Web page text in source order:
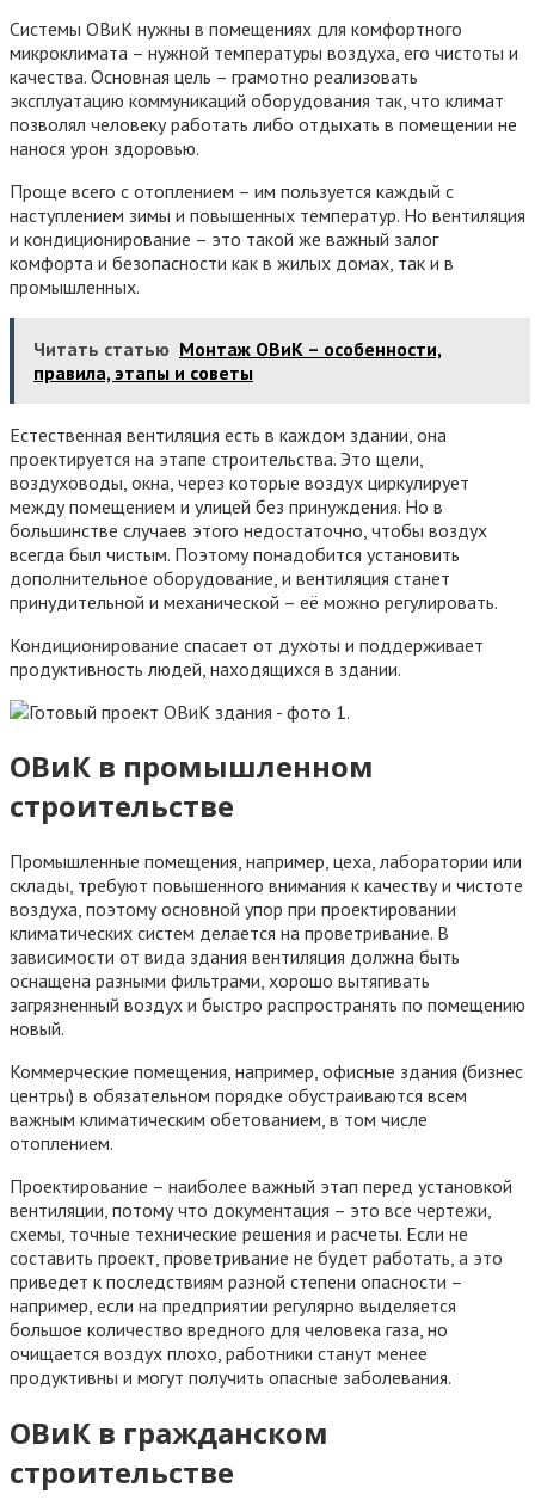
Системы ОВиК нужны в помещениях для комфортного
микроклимата – нужной температуры воздуха, его чистоты и
качества. Основная цель – грамотно реализовать
эксплуатацию коммуникаций оборудования так, что климат
позволял человеку работать либо отдыхать в помещении не
нанося урон здоровью.
Проще всего с отоплением – им пользуется каждый с
наступлением зимы и повышенных температур. Но вентиляция
и кондиционирование – это такой же важный залог
комфорта и безопасности как в жилых домах, так и в
промышленных.
Читать статью Монтаж ОВиК – особенности,
правила, этапы и советы
Естественная вентиляция есть в каждом здании, она
проектируется на этапе строительства. Это щели,
воздуховоды, окна, через которые воздух циркулирует
между помещением и улицей без принуждения. Но в
большинстве случаев этого недостаточно, чтобы воздух
всегда был чистым. Поэтому понадобится установить
дополнительное оборудование, и вентиляция станет
принудительной и механической – её можно регулировать.
Кондиционирование спасает от духоты и поддерживает
продуктивность людей, находящихся в здании.
ОВиК в промышленном
строительстве
Промышленные помещения, например, цеха, лаборатории или
склады, требуют повышенного внимания к качеству и чистоте
воздуха, поэтому основной упор при проектировании
климатических систем делается на проветривание. В
зависимости от вида здания вентиляция должна быть
оснащена разными фильтрами, хорошо вытягивать
загрязненный воздух и быстро распространять по помещению
новый.
Коммерческие помещения, например, офисные здания (бизнес
центры) в обязательном порядке обустраиваются всем
важным климатическим обетованием, в том числе
отоплением.
Проектирование – наиболее важный этап перед установкой
вентиляции, потому что документация – это все чертежи,
схемы, точные технические решения и расчеты. Если не
составить проект, проветривание не будет работать, а это
приведет к последствиям разной степени опасности –
например, если на предприятии регулярно выделяется
большое количество вредного для человека газа, но
очищается воздух плохо, работники станут менее
продуктивны и могут получить опасные заболевания.
ОВиК в гражданском
строительстве